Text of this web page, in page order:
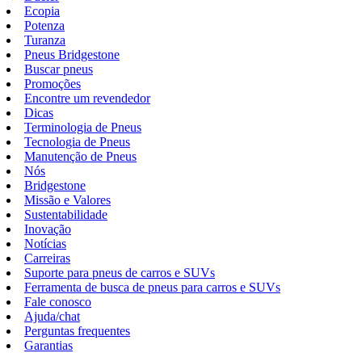
Ecopia
Potenza
Turanza
Pneus Bridgestone
Buscar pneus
Promoções
Encontre um revendedor
Dicas
Terminologia de Pneus
Tecnologia de Pneus
Manutenção de Pneus
Nós
Bridgestone
Missão e Valores
Sustentabilidade
Inovação
Notícias
Carreiras
Suporte para pneus de carros e SUVs
Ferramenta de busca de pneus para carros e SUVs
Fale conosco
Ajuda/chat
Perguntas frequentes
Garantias